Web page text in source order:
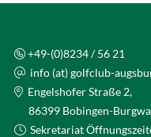
+49-(0)8234 / 56 21
info (at) golfclub-
Engelshofer Straße 2,
86399 Bobingen-
Sekretariat